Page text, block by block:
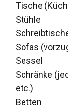
Tische
Stühle
Sofas
Sessel
Schränke
etc.)
Betten